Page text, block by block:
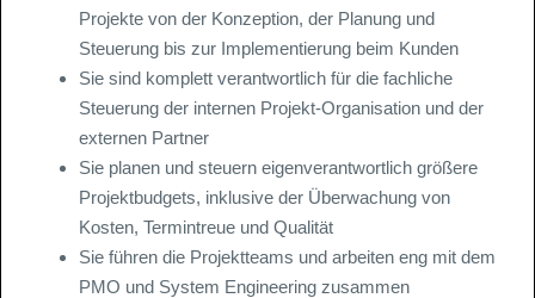
Projekte von der Konzeption, der Planung und
Steuerung bis zur Implementierung beim Kunden
Sie sind komplett verantwortlich für die fachliche
Steuerung der internen Projekt-Organisation und der
externen Partner
Sie planen und steuern eigenverantwortlich größere
Projektbudgets, inklusive der Überwachung von
Kosten, Termintreue und Qualität
Sie führen die Projektteams und arbeiten eng mit dem
PMO und System Engineering zusammen